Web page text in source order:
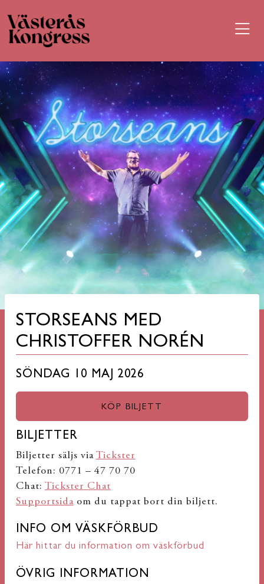
STORSEANS MED
CHRISTOFFER NORÉN
SÖNDAG 10 MAJ 2026
KÖP BILJETT
BILJETTER
Biljetter säljs via Tickster
Telefon: 0771 – 47 70 70
Chat: Tickster Chat
Supportsidaom du tappat bort din biljett.
INFO OM VÄSKFÖRBUD
Här hittar du information om väskförbud
ÖVRIG INFORMATION